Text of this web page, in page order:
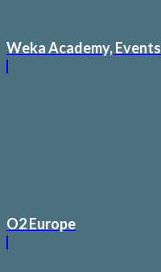
Weka Academy, Events
O2 Europe